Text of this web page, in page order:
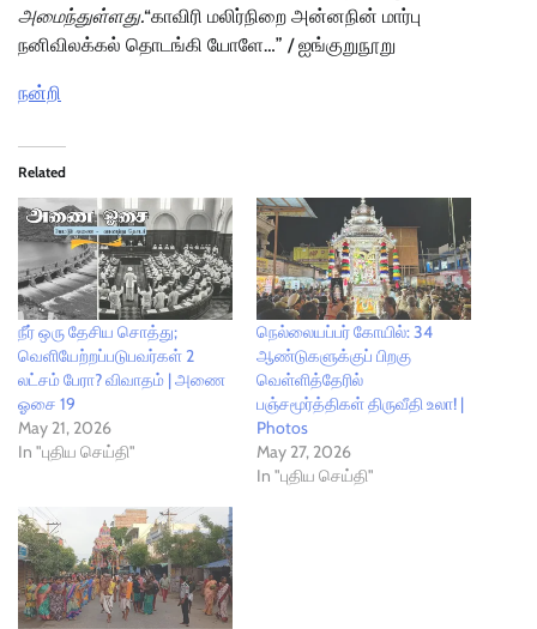
அமைந்துள்ளது.“காவிரி மலிர்நிறை அன்னநின் மார்பு
நனிவிலக்கல் தொடங்கி யோளே…” / ஐங்குறுநூறு
நன்றி
Related
நீர் ஒரு தேசிய சொத்து;
வெளியேற்றப்படுபவர்கள் 2
லட்சம் பேரா? விவாதம் | அணை
ஓசை 19
May 21, 2026
In "புதிய செய்தி"
நெல்லையப்பர் கோயில்: 34
ஆண்டுகளுக்குப் பிறகு
வெள்ளித்தேரில்
பஞ்சமூர்த்திகள் திருவீதி உலா! |
Photos
May 27, 2026
In "புதிய செய்தி"